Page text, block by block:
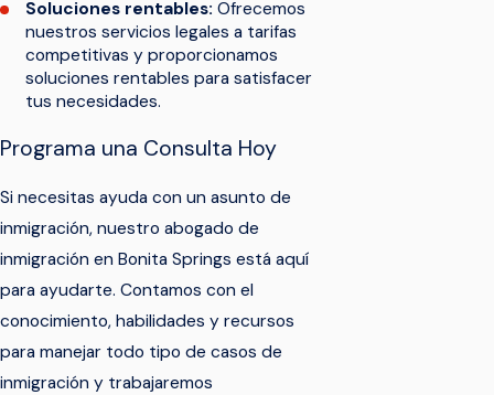
Soluciones rentables: Ofrecemos
nuestros servicios legales a tarifas
competitivas y proporcionamos
soluciones rentables para satisfacer
tus necesidades.
Programa una Consulta Hoy
Si necesitas ayuda con un asunto de
inmigración, nuestro abogado de
inmigración en Bonita Springs está aquí
para ayudarte. Contamos con el
conocimiento, habilidades y recursos
para manejar todo tipo de casos de
inmigración y trabajaremos